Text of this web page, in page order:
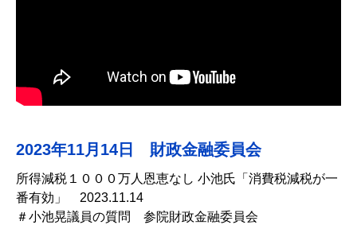
2023年11月14日 財政金融委員会
所得減税１０００万人恩恵なし 小池氏「消費税減税が一
番有効」 2023.11.14
＃小池晃議員の質問 参院財政金融委員会